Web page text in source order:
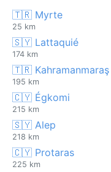
🇹🇷 Myrte
25 km
🇸🇾 Lattaquié
174 km
🇹🇷 Kahramanmaraş
195 km
🇨🇾 Égkomi
215 km
🇸🇾 Alep
218 km
🇨🇾 Protaras
225 km